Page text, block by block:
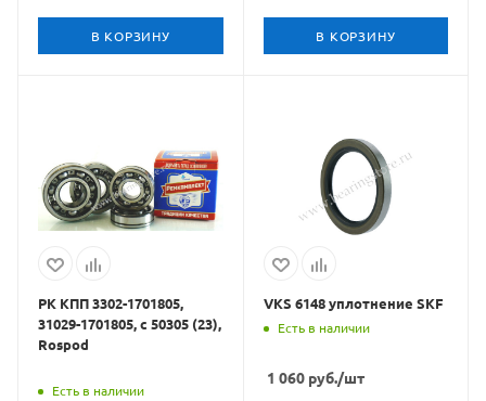
В КОРЗИНУ В КОРЗИНУ
РК КПП 3302-1701805,
31029-1701805, с 50305 (23),
Rospod
Есть в наличии
VKS 6148 уплотнение SKF
Есть в наличии
1 060руб./шт